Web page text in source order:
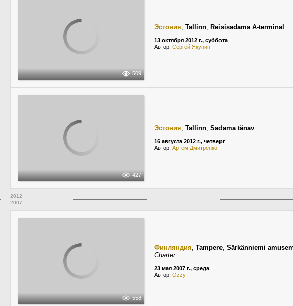
509
Эстония, Tallinn, Reisisadama A-terminal
13 октября 2012 г., суббота
Автор: Сергей Якунин
427
Эстония, Tallinn, Sadama tänav
16 августа 2012 г., четверг
Автор: Артём Дмитренко
2012
2007
558
Финляндия, Tampere, Särkänniemi
Charter
23 мая 2007 г., среда
Автор: Ozzy